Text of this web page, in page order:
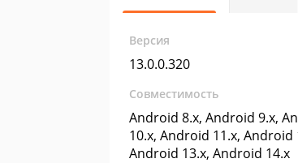
Версия
13.0.0.320
Совместимость
Android 8.x, Android 9.x,
10.x, Android 11.x, Android
Android 13.x, Android 14.x